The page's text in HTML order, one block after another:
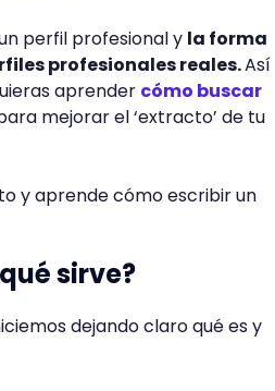
perfil profesional y la forma
profesionales reales.Así
aprender cómo buscar
mejorar el ‘extracto’ de tu
y aprende cómo escribir un
sirve?
dejando claro qué es y